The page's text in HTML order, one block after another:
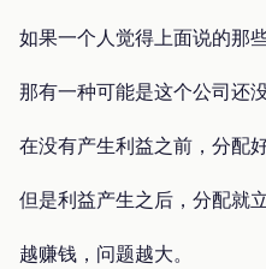
如果一个人觉得上面说的那
那有一种可能是这个公司还
在没有产生利益之前，分配
但是利益产生之后，分配就
越赚钱，问题越大。